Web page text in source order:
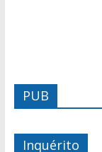
PUB
Inquérito